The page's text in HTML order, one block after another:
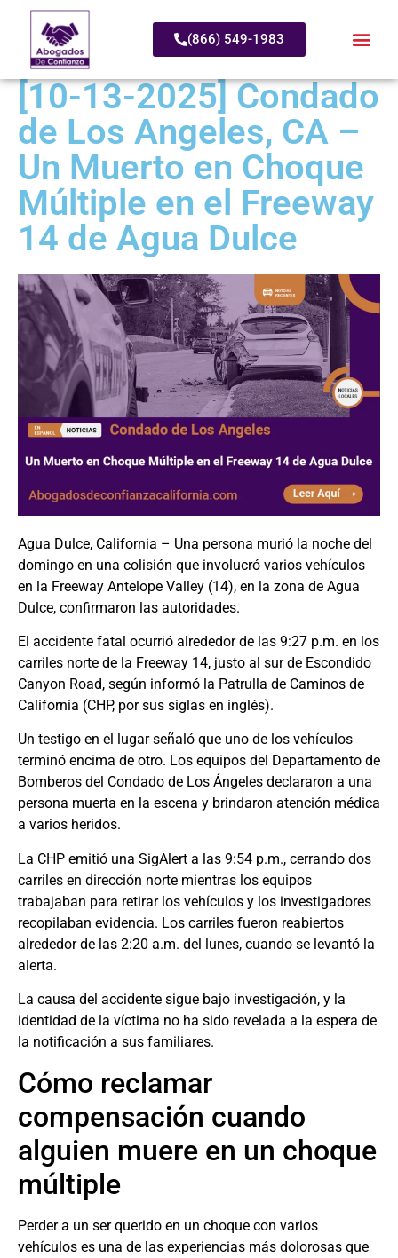
(866) 549-1983
[10-13-2025] Condado
de Los Angeles, CA –
Un Muerto en Choque
Múltiple en el Freeway
14 de Agua Dulce
Agua Dulce, California – Una persona murió la noche del
domingo en una colisión que involucró varios vehículos
en la Freeway Antelope Valley (14), en la zona de Agua
Dulce, confirmaron las autoridades.
El accidente fatal ocurrió alrededor de las 9:27 p.m. en los
carriles norte de la Freeway 14, justo al sur de Escondido
Canyon Road, según informó la Patrulla de Caminos de
California (CHP, por sus siglas en inglés).
Un testigo en el lugar señaló que uno de los vehículos
terminó encima de otro. Los equipos del Departamento de
Bomberos del Condado de Los Ángeles declararon a una
persona muerta en la escena y brindaron atención médica
a varios heridos.
La CHP emitió una SigAlert a las 9:54 p.m., cerrando dos
carriles en dirección norte mientras los equipos
trabajaban para retirar los vehículos y los investigadores
recopilaban evidencia. Los carriles fueron reabiertos
alrededor de las 2:20 a.m. del lunes, cuando se levantó la
alerta.
La causa del accidente sigue bajo investigación, y la
identidad de la víctima no ha sido revelada a la espera de
la notificación a sus familiares.
Cómo reclamar
compensación cuando
alguien muere en un choque
múltiple
Perder a un ser querido en un choque con varios
vehículos es una de las experiencias más dolorosas que